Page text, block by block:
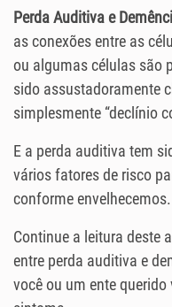
Perda Auditiva e
as conexões entre as
ou algumas células são
sido assustadoramente
simplesmente “declínio
E a perda auditiva tem
vários fatores de risco
conforme envelhecemos.
Continue a leitura deste
entre perda auditiva e
você ou um ente